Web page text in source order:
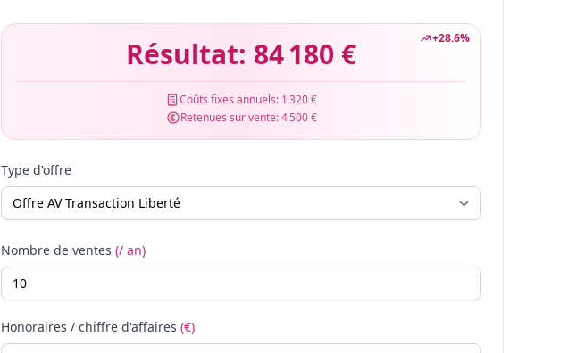
+28.6%
Résultat: 84 180 €
Coûts fixes annuels: 1 320 €
Retenues sur vente:4 500 €
Type d'offre
Nombre de ventes (/ an)
Honoraires / chiffre d'affaires (€)